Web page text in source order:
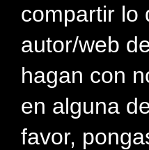
compartir lo
autor/web
hagan con
en alguna
favor,